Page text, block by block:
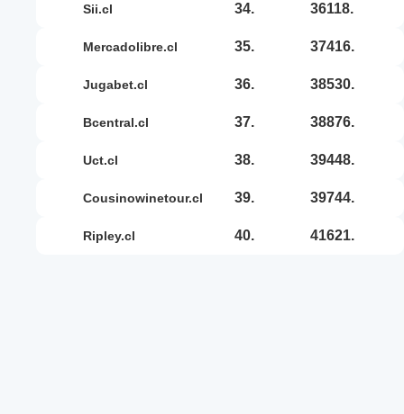
sii.cl 34. 36118.
mercadolibre.cl 35. 37416.
jugabet.cl 36. 38530.
bcentral.cl 37. 38876.
uct.cl 38. 39448.
cousinowinetour.cl 39. 39744.
ripley.cl 40. 41621.